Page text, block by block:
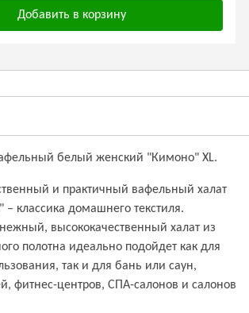
Добавить в корзину
белый женский "Кимоно" XL.
и практичный вафельный халат
классика домашнего текстиля.
высококачественный халат из
полотна идеально подойдет как для
так и для бань или саун,
фитнес-центров, СПА-салонов и салонов